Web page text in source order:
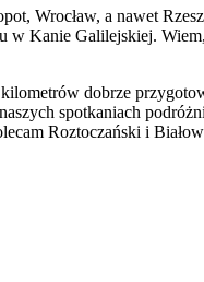
Wrocław, a nawet
w Kanie Galilejskiej.
dobrze
spotkaniach
Roztoczański i